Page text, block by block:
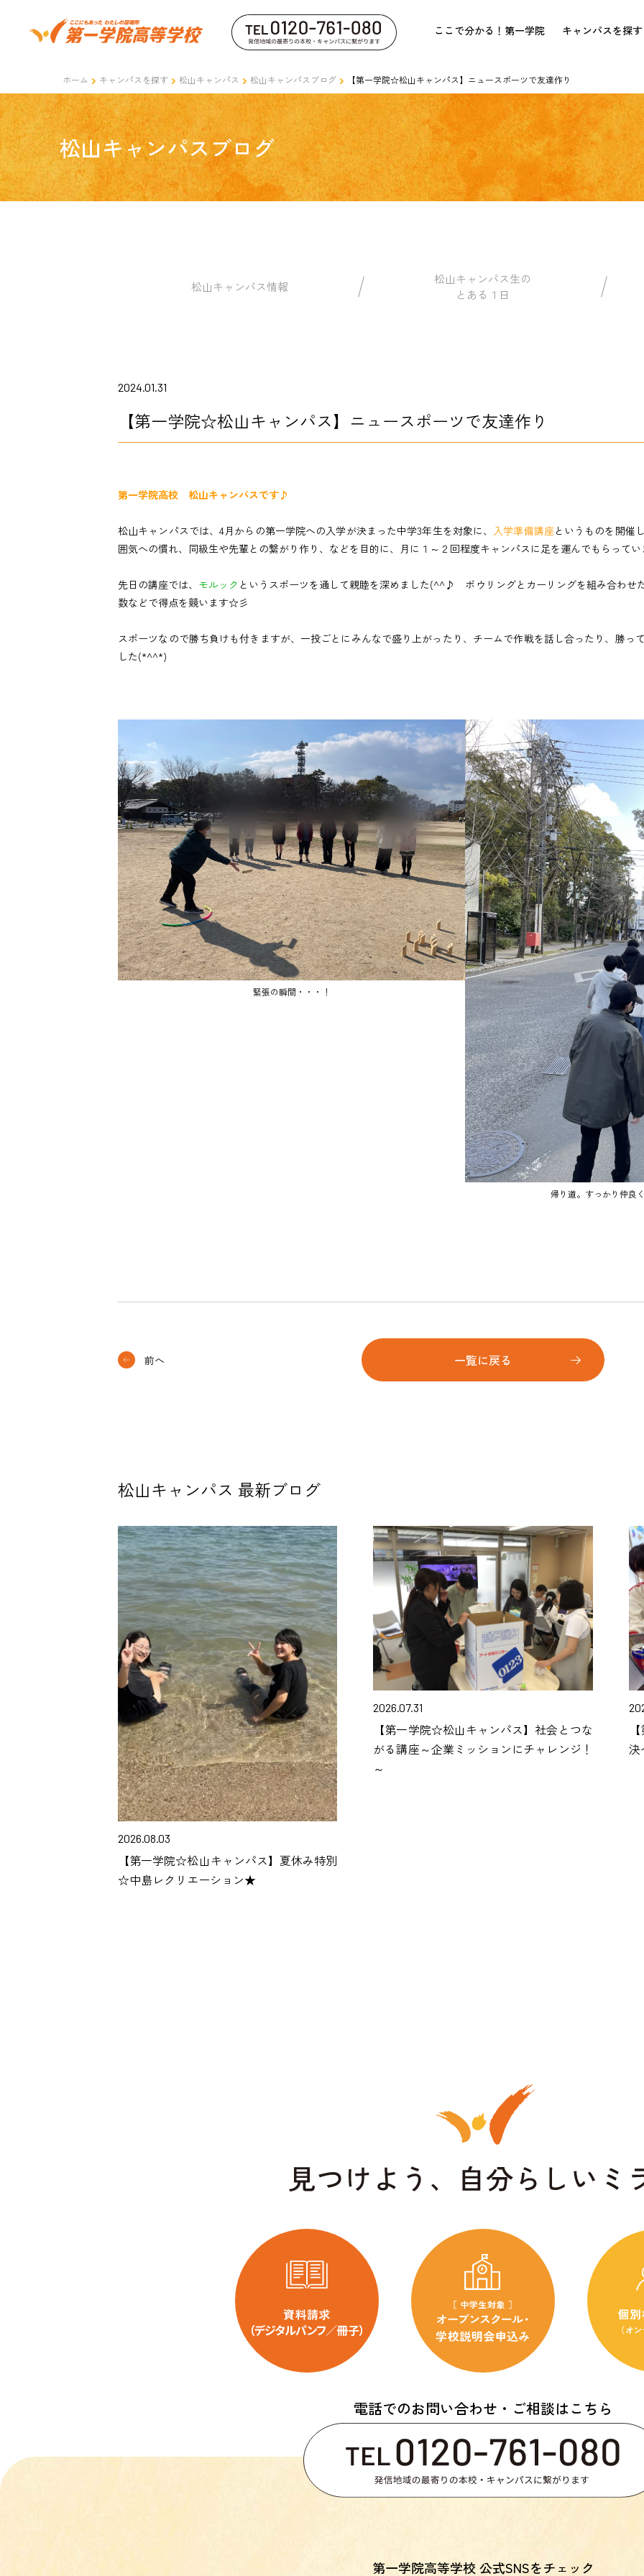
ここで分かる！第一学院 キャンパスを探す
ホーム キャンパスを探す 松山キャンパス 松山キャンパスブログ 【第一学院☆松山キャンパス】ニュースポーツで友達作り
松山キャンパスブログ
松山キャンパス情報
松山キャンパス生の
とある１日
2024.01.31
【第一学院☆松山キャンパス】ニュースポーツで友達作り
第一学院高校 松山キャンパスです♪
松山キャンパスでは、4月からの第一学院への入学が決まった中学3年生を対象に、 入学準備講座というものを開催
囲気への慣れ、同級生や先輩との繋がり作り、などを目的に、月に１～２回程度キャンパスに足を運んでもらって
先日の講座では、 モルック というスポーツを通して親睦を深めました(^^♪ ボウリングとカーリングを組み合わせ
数などで得点を競います☆彡
スポーツなので勝ち負けも付きますが、一投ごとにみんなで盛り上がったり、チームで作戦を話し合ったり、勝っ
した(*^^*)
緊張の瞬間・・・！
帰り道。すっかり仲良
前へ 一覧に戻る
松山キャンパス 最新ブログ
2026.08.03
【第一学院☆松山キャンパス】夏休み特別
☆中島レクリエーション★
2026.07.31
【第一学院☆松山キャンパス】社会とつな
がる講座～企業ミッションにチャレンジ！
～
電話でのお問い合わせ・ご相談はこちら
第一学院高等学校 公式SNSをチェック